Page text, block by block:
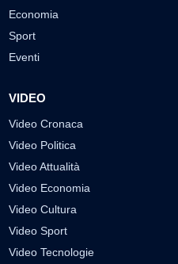
Economia
Sport
Eventi
VIDEO
Video Cronaca
Video Politica
Video Attualità
Video Economia
Video Cultura
Video Sport
Video Tecnologie